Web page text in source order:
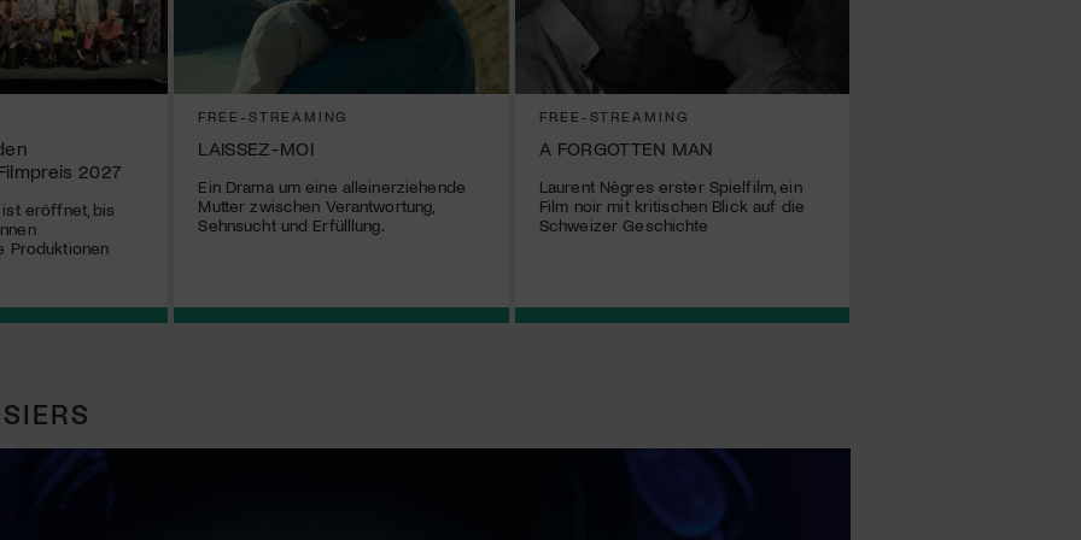
2027
eröffnet, bis
Produktionen
FREE-STREAMING
LAISSEZ-MOI
Ein Drama um eine alleinerziehende
Mutter zwischen Verantwortung,
Sehnsucht und Erfülllung.
FREE-STREAMING
A FORGOTTEN MAN
Laurent Nègres erster Spielfilm, ein
Film noir mit kritischen Blick auf die
Schweizer Geschichte